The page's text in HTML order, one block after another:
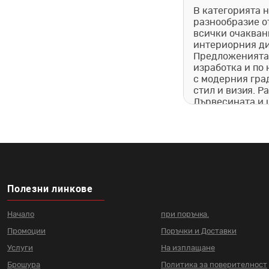
В категорията
разнообразие
всички
интериорния
изработка и по
с модерния
стил и визия.
Дървесината и
Ако търсите
материали и
дизайнерски
Полезни линкове
Начало
Промоции
Услуги
Брошура
при поръчка.
Поръчки и Доставки
На изплащане
Политика за поверителност